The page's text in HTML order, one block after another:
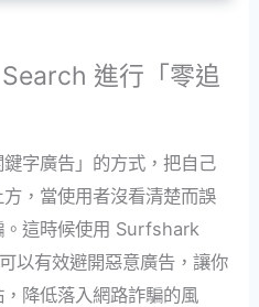
進行「零追
字廣告」的方式，把自己
，當使用者沒看清楚而誤
。這時候使用 Surfshark
以有效避開惡意廣告，讓你
降低落入網路詐騙的風